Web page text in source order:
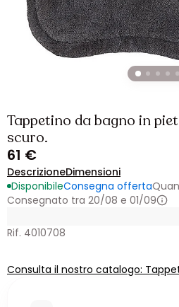
Tappetino da bagno in
scuro.
61 €
DescrizioneDimensioni
DisponibileConsegna offerta
Consegnato tra 20/08 e 01/09
Rif. 4010708
Consulta il nostro catalogo: